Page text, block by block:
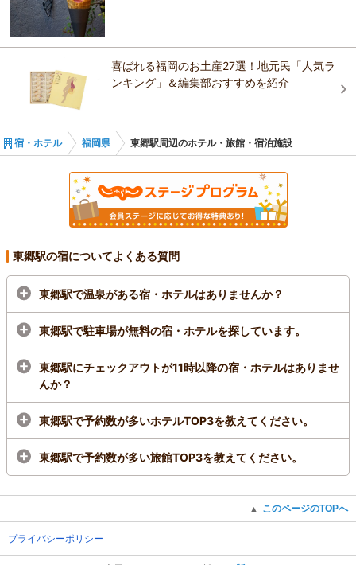
プラザホテル直方
喜ばれる福岡のお土産27選！地元民「人気ラ
ンキング」＆編集部おすすめを紹介
宿・ホテル 福岡県 東郷駅周辺のホテル・旅館・宿泊施設
東郷駅の宿についてよくある質問
東郷駅で温泉がある宿・ホテルはありませんか？
東郷駅で駐車場が無料の宿・ホテルを探しています。
東郷駅にチェックアウトが11時以降の宿・ホテルはありませ
んか？
東郷駅で予約数が多いホテルTOP3を教えてください。
東郷駅で予約数が多い旅館TOP3を教えてください。
▲ このページのTOPへ
プライバシーポリシー